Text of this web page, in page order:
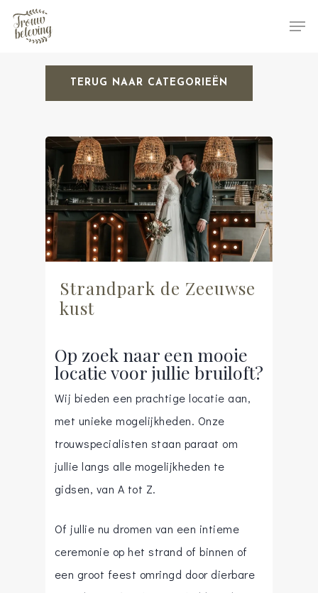
Hit enter to search or ESC to close
TERUG NAAR CATEGORIEËN
Strandpark de Zeeuwse
kust
Op zoek naar een mooie
locatie voor jullie bruiloft?
Wij bieden een prachtige locatie aan,
met unieke mogelijkheden. Onze
trouwspecialisten staan paraat om
jullie langs alle mogelijkheden te
gidsen, van A tot Z.
Of jullie nu dromen van een intieme
ceremonie op het strand of binnen of
een groot feest omringd door dierbare